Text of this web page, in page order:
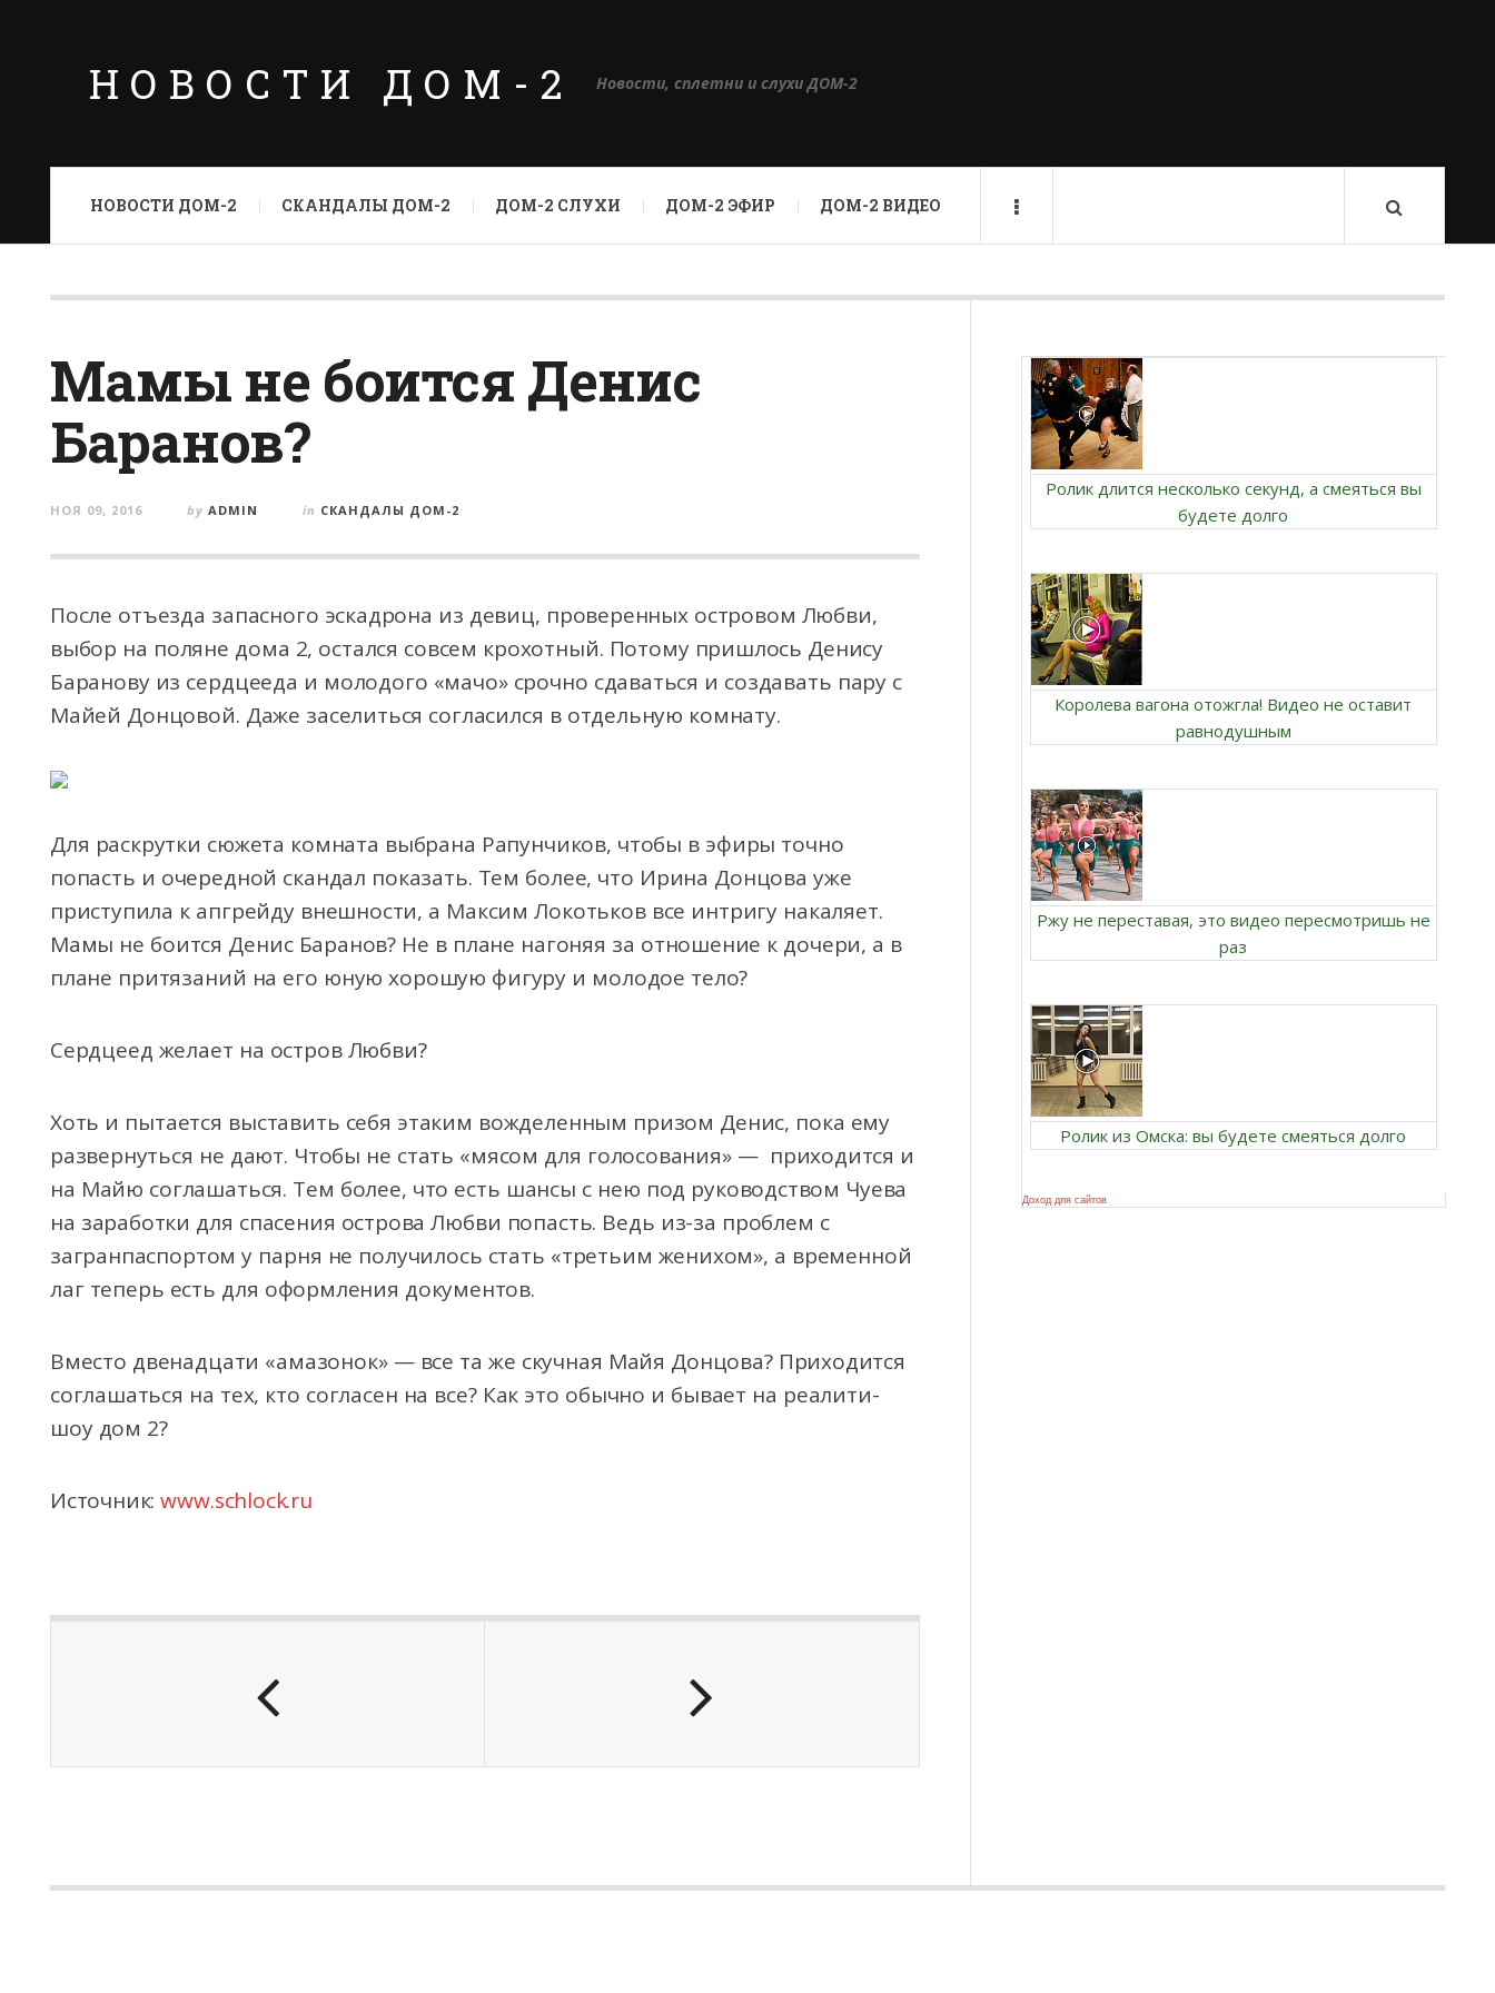
НОВОСТИ ДОМ-2 Новости, сплетни и слухи ДОМ-2
НОВОСТИ ДОМ-2 СКАНДАЛЫ ДОМ-2 ДОМ-2 СЛУХИ ДОМ-2 ЭФИР ДОМ-2 ВИДЕО
Мамы не боится Денис
Баранов?
НОЯ 09, 2016 by ADMIN in СКАНДАЛЫ ДОМ-2
После отъезда запасного эскадрона из девиц, проверенных островом Любви,
выбор на поляне дома 2, остался совсем крохотный. Потому пришлось Денису
Баранову из сердцееда и молодого «мачо» срочно сдаваться и создавать пару с
Майей Донцовой. Даже заселиться согласился в отдельную комнату.
Для раскрутки сюжета комната выбрана Рапунчиков, чтобы в эфиры точно
попасть и очередной скандал показать. Тем более, что Ирина Донцова уже
приступила к апгрейду внешности, а Максим Локотьков все интригу накаляет.
Мамы не боится Денис Баранов? Не в плане нагоняя за отношение к дочери, а в
плане притязаний на его юную хорошую фигуру и молодое тело?
Сердцеед желает на остров Любви?
Хоть и пытается выставить себя этаким вожделенным призом Денис, пока ему
развернуться не дают. Чтобы не стать «мясом для голосования» — приходится и
на Майю соглашаться. Тем более, что есть шансы с нею под руководством Чуева
на заработки для спасения острова Любви попасть. Ведь из-за проблем с
загранпаспортом у парня не получилось стать «третьим женихом», а временной
лаг теперь есть для оформления документов.
Вместо двенадцати «амазонок» — все та же скучная Майя Донцова? Приходится
соглашаться на тех, кто согласен на все? Как это обычно и бывает на реалити-
шоу дом 2?
Источник:www.schlock.ru
Ролик длится несколько секунд, а смеяться вы
будете долго
Королева вагона отожгла! Видео не оставит
равнодушным
Ржу не переставая, это видео пересмотришь не
раз
Ролик из Омска: вы будете смеяться долго
Доход для сайтов